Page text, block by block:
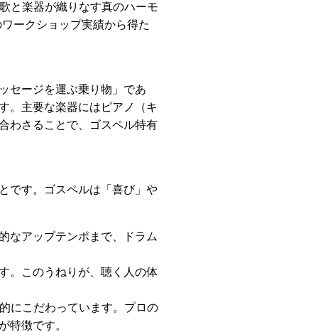
と楽器が織りなす真のハーモ
ークショップ実績から得た
セージを運ぶ乗り物」であ
。主要な楽器にはピアノ（キ
わさることで、ゴスペル特有
です。ゴスペルは「喜び」や
なアップテンポまで、ドラム
。このうねりが、聴く人の体
にこだわっています。プロの
特徴です。